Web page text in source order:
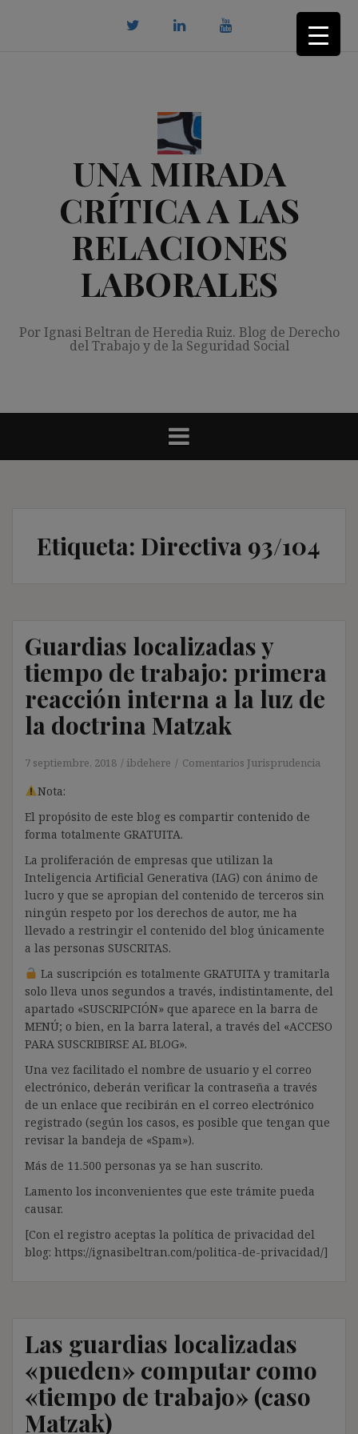
UNA MIRADA
CRÍTICA A LAS
RELACIONES
LABORALES
Por Ignasi Beltran de Heredia Ruiz. Blog de Derecho
del Trabajo y de la Seguridad Social
Etiqueta: Directiva 93/104
Guardias localizadas y
tiempo de trabajo: primera
reacción interna a la luz de
la doctrina Matzak
7 septiembre, 2018 ibdehere Comentarios Jurisprudencia
Nota:
El propósito de este blog es compartir contenido de
forma totalmente GRATUITA.
La proliferación de empresas que utilizan la
Inteligencia Artificial Generativa (IAG) con ánimo de
lucro y que se apropian del contenido de terceros sin
ningún respeto por los derechos de autor, me ha
llevado a restringir el contenido del blog únicamente
a las personas SUSCRITAS.
La suscripción es totalmente GRATUITA y tramitarla
solo lleva unos segundos a través, indistintamente, del
apartado «SUSCRIPCIÓN» que aparece en la barra de
MENÚ; o bien, en la barra lateral, a través del «ACCESO
PARA SUSCRIBIRSE AL BLOG».
Una vez facilitado el nombre de usuario y el correo
electrónico, deberán verificar la contraseña a través
de un enlace que recibirán en el correo electrónico
registrado (según los casos, es posible que tengan que
revisar la bandeja de «Spam»).
Más de 11.500 personas ya se han suscrito.
Lamento los inconvenientes que este trámite pueda
causar.
[Con el registro aceptas la política de privacidad del
blog: https://ignasibeltran.com/politica-de-privacidad/]
Las guardias localizadas
«pueden» computar como
«tiempo de trabajo» (caso
Matzak)